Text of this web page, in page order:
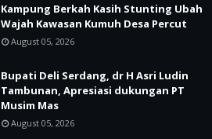
Kampung Berkah Kasih Stunting Ubah
Wajah Kawasan Kumuh Desa Percut
August 05, 2026
Bupati Deli Serdang, dr H Asri Ludin
Tambunan, Apresiasi dukungan PT
Musim Mas
August 05, 2026